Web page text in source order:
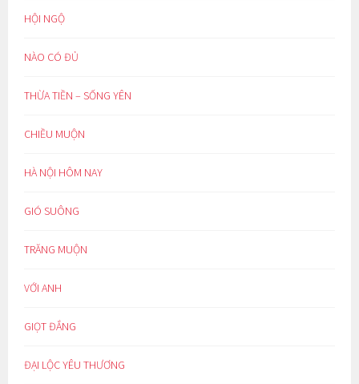
HỘI NGỘ
NÀO CÓ ĐỦ
THỪA TIỀN – SỐNG YÊN
CHIỀU MUỘN
HÀ NỘI HÔM NAY
GIÓ SUÔNG
TRĂNG MUỘN
VỚI ANH
GIỌT ĐẮNG
ĐẠI LỘC YÊU THƯƠNG